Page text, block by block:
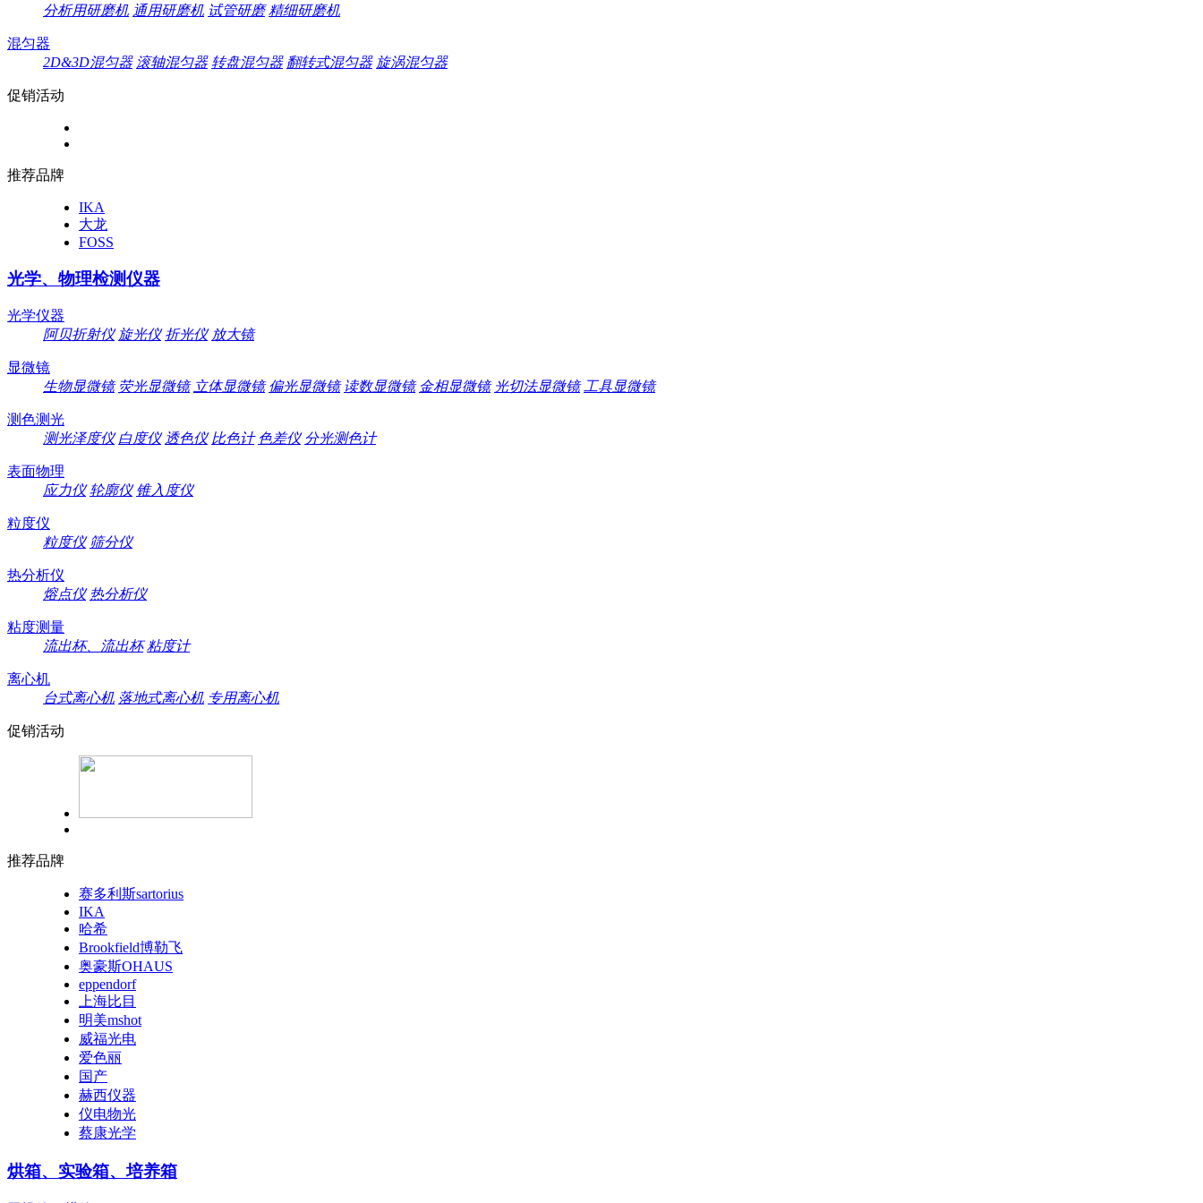
分析用研磨机 通用研磨机 试管研磨 精细研磨机
混匀器
2D&3D混匀器 滚轴混匀器 转盘混匀器 翻转式混匀器 旋涡混匀器
促销活动
推荐品牌
IKA
大龙
FOSS
光学、物理检测仪器
光学仪器
阿贝折射仪 旋光仪 折光仪 放大镜
显微镜
生物显微镜 荧光显微镜 立体显微镜 偏光显微镜 读数显微镜 金相显微镜 光切法显微镜 工具显微镜
测色测光
测光泽度仪 白度仪 透色仪 比色计 色差仪 分光测色计
表面物理
应力仪 轮廓仪 锥入度仪
粒度仪
粒度仪 筛分仪
热分析仪
熔点仪 热分析仪
粘度测量
流出杯、流出杯 粘度计
离心机
台式离心机 落地式离心机 专用离心机
促销活动
推荐品牌
赛多利斯sartorius
IKA
哈希
Brookfield博勒飞
奥豪斯OHAUS
eppendorf
上海比目
明美mshot
威福光电
爱色丽
国产
赫西仪器
仪电物光
蔡康光学
烘箱、实验箱、培养箱